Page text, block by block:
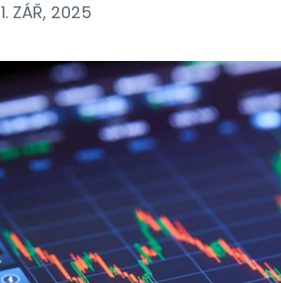
1. ZÁŘ, 2025